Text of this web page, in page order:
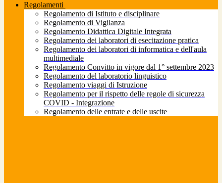
Regolamenti
Regolamento di Istituto e disciplinare
Regolamento di Vigilanza
Regolamento Didattica Digitale Integrata
Regolamento dei laboratori di esecitazione pratica
Regolamento dei laboratori di informatica e dell'aula
multimediale
Regolamento Convitto in vigore dal 1° settembre 2023
Regolamento del laboratorio linguistico
Regolamento viaggi di Istruzione
Regolamento per il rispetto delle regole di sicurezza
COVID - Integrazione
Regolamento delle entrate e delle uscite